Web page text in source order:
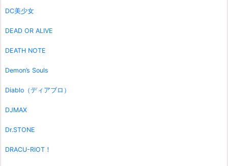
DC美少女
DEAD OR ALIVE
DEATH NOTE
Demon’s Souls
Diablo（ディアブロ）
DJMAX
Dr.STONE
DRACU-RIOT！